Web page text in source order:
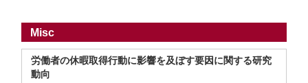
Misc
労働者の休暇取得行動に影響を及ぼす要因に関する研究
動向